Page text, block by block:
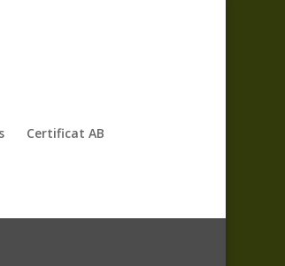
Certificat AB